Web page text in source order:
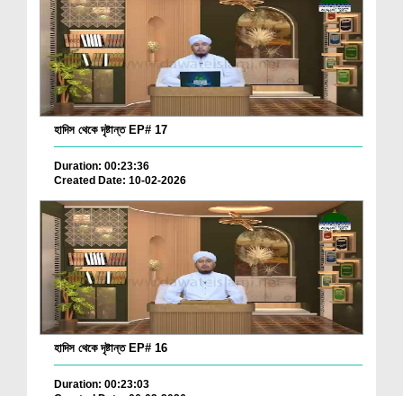
হাদিস থেকে দৃষ্টান্ত EP# 17
Duration: 00:23:36
Created Date: 10-02-2026
হাদিস থেকে দৃষ্টান্ত EP# 16
Duration: 00:23:03